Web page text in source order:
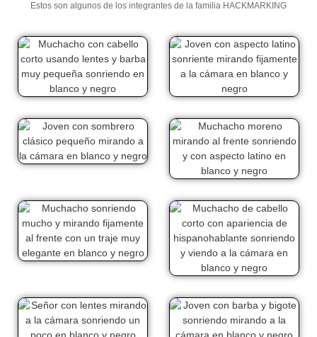
Estos son algunos de los integrantes de la familia HACKMARKING